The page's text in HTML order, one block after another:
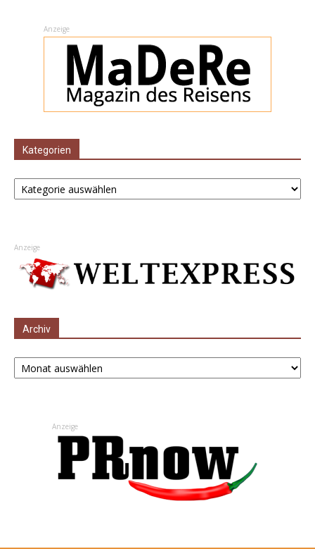
Anzeige
Kategorien
Kategorien
Anzeige
Archiv
Archiv
Anzeige